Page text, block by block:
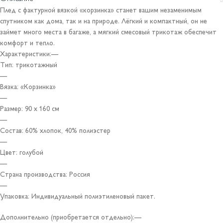
Плед с фактурной вязкой «корзинка» станет вашим незаменимым
спутником как дома, так и на природе. Лёгкий и компактный, он не
займет много места в багаже, а мягкий смесовый трикотаж обеспечит
комфорт и тепло.
Характеристики:—
Тип: трикотажный
—
Вязка: «Корзинка»
—
Размер: 90 х 160 см
—
Состав: 60% хлопок, 40% полиэстер
—
Цвет: голубой
—
Страна производства: Россия
—
Упаковка: Индивидуальный полиэтиленовый пакет.
Дополнительно (приобретается отдельно):—